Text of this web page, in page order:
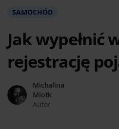
SAMOCHÓD
Jak wypełnić
rejestrację
Michalina
Miotk
Autor